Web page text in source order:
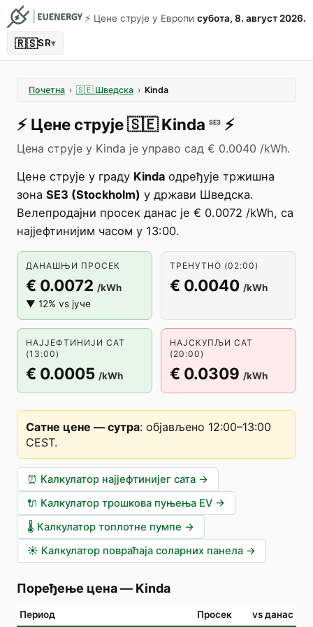
⚡️ Цене струје у Европи субота, 8. август 2026.
🇷🇸SR▾
Почетна › 🇸🇪 Шведска › Kinda
⚡️ Цене струје🇸🇪 Kinda SE3 ⚡️
Цена струје у Kinda је управо сад € 0.0040 /kWh.
Цене струје у граду Kinda одређује тржишна
зона SE3 (Stockholm) у држави Шведска.
Велепродајни просек данас је € 0.0072 /kWh, са
најјефтинијим часом у 13:00.
ДАНАШЊИ ПРОСЕК
€ 0.0072 /kWh
▼ 12% vs јуче
ТРЕНУТНО (02:00)
€ 0.0040 /kWh
НАЈЈЕФТИНИЈИ САТ
(13:00)
€ 0.0005 /kWh
НАЈСКУПЉИ САТ
(20:00)
€ 0.0309 /kWh
Сатне цене — сутра: објављено 12:00–13:00
CEST.
⏰ Калкулатор најјефтинијег сата →
🔌 Калкулатор трошкова пуњења EV →
🌡️ Калкулатор топлотне пумпе →
☀️ Калкулатор повраћаја соларних панела →
Поређење цена— Kinda
Период Просек vs данас